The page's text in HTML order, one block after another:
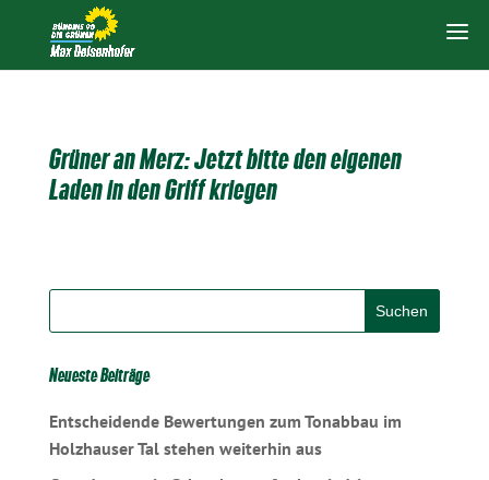
Grüner an Merz: Jetzt bitte den eigenen
Laden in den Griff kriegen
Neueste Beiträge
Entscheidende Bewertungen zum Tonabbau im
Holzhauser Tal stehen weiterhin aus